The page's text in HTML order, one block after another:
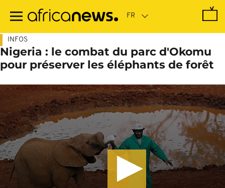
contenu
INFOS
Nigeria : le combat du parc d'Okomu
pour préserver les éléphants de forêt